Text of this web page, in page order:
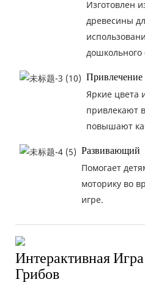
Изготовлен
древесины
дошкольного
Привлечение
Яркие цвета
привлекают
повышают
Развивающий
Помогает
моторику во
игре.
Интерактивная
Грибов